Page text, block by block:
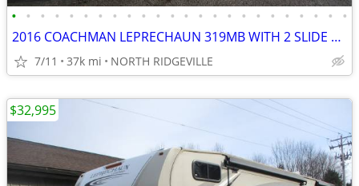
• • • • • • • • • • • • • • • • • • • • • • • •
2016 COACHMAN LEPRECHAUN 319MB WITH 2 SLIDE OUTS
7/11 37k mi NORTH RIDGEVILLE
$32,995